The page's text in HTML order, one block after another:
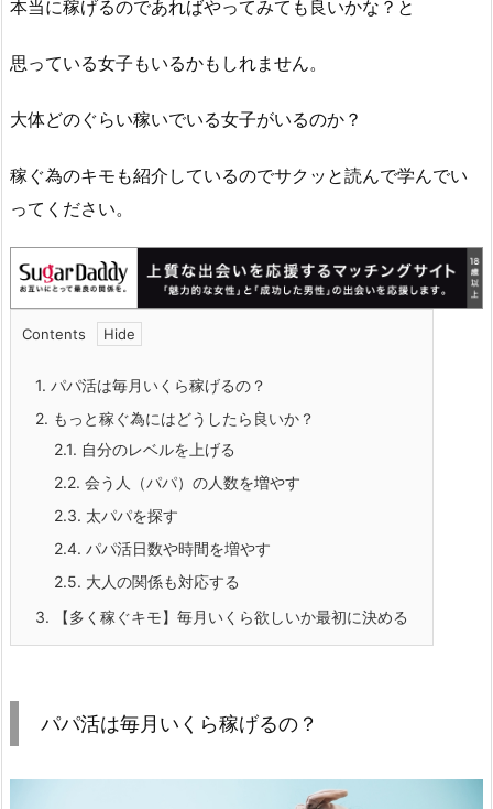
本当に稼げるのであればやってみても良いかな？と
思っている女子もいるかもしれません。
大体どのぐらい稼いでいる女子がいるのか？
稼ぐ為のキモも紹介しているのでサクッと読んで学んでい
ってください。
Contents
1. パパ活は毎月いくら稼げるの？
2. もっと稼ぐ為にはどうしたら良いか？
2.1. 自分のレベルを上げる
2.2. 会う人（パパ）の人数を増やす
2.3. 太パパを探す
2.4. パパ活日数や時間を増やす
2.5. 大人の関係も対応する
3. 【多く稼ぐキモ】毎月いくら欲しいか最初に決める
パパ活は毎月いくら稼げるの？